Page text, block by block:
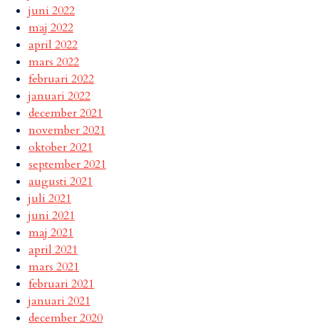
juni 2022
maj 2022
april 2022
mars 2022
februari 2022
januari 2022
december 2021
november 2021
oktober 2021
september 2021
augusti 2021
juli 2021
juni 2021
maj 2021
april 2021
mars 2021
februari 2021
januari 2021
december 2020